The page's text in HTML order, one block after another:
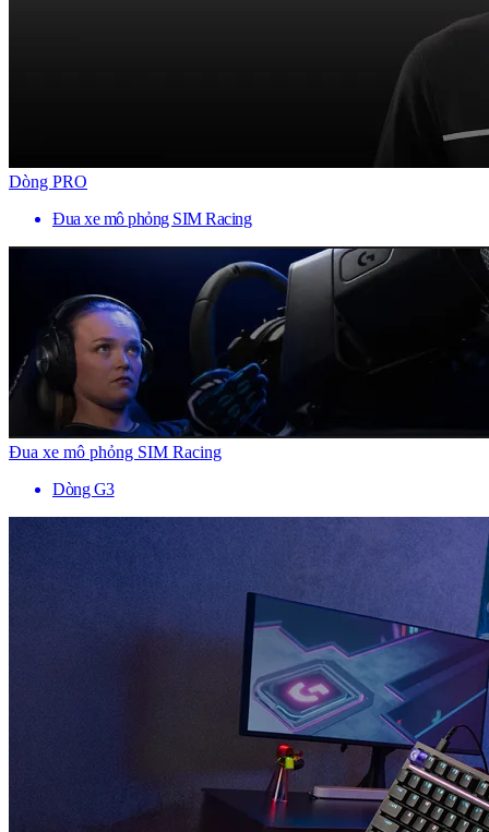
Dòng PRO
Đua xe mô phỏng SIM Racing
Đua xe mô phỏng SIM Racing
Dòng G3